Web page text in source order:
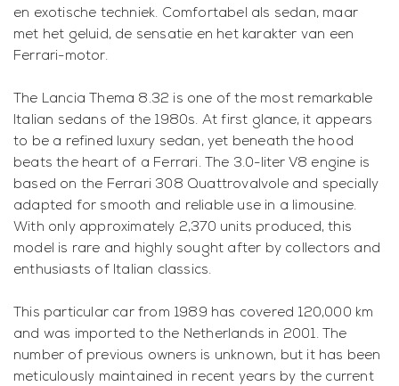
en exotische techniek. Comfortabel als sedan, maar
met het geluid, de sensatie en het karakter van een
Ferrari-motor.
The Lancia Thema 8.32 is one of the most remarkable
Italian sedans of the 1980s. At first glance, it appears
to be a refined luxury sedan, yet beneath the hood
beats the heart of a Ferrari. The 3.0-liter V8 engine is
based on the Ferrari 308 Quattrovalvole and specially
adapted for smooth and reliable use in a limousine.
With only approximately 2,370 units produced, this
model is rare and highly sought after by collectors and
enthusiasts of Italian classics.
This particular car from 1989 has covered 120,000 km
and was imported to the Netherlands in 2001. The
number of previous owners is unknown, but it has been
meticulously maintained in recent years by the current